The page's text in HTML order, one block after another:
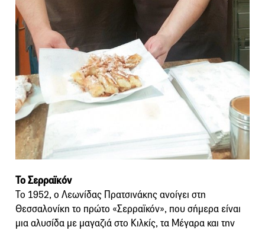
Το Σερραϊκόν
Το 1952, ο Λεωνίδας Πρατσινάκης ανοίγει στη
Θεσσαλονίκη το πρώτο «Σερραϊκόν», που σήμερα είναι
μια αλυσίδα με μαγαζιά στο Κιλκίς, τα Μέγαρα και την